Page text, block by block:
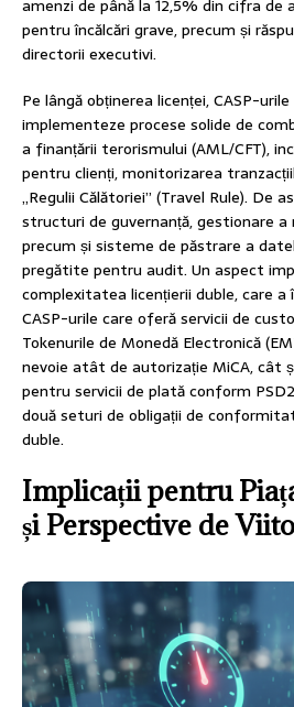
amenzi de până la 12,5% din cifra de
pentru încălcări grave, precum și
directorii executivi.
Pe lângă obținerea licenței, CASP-
implementeze procese solide de
a finanțării terorismului (AML/CFT),
pentru clienți, monitorizarea
„Regulii Călătoriei” (Travel Rule). De
structuri de guvernanță, gestionare a
precum și sisteme de păstrare a
pregătite pentru audit. Un aspect
complexitatea licențierii duble, care
CASP-urile care oferă servicii de
Tokenurile de Monedă Electronică
nevoie atât de autorizație MiCA, cât
pentru servicii de plată conform
două seturi de obligații de
duble.
Implicații pentru
și Perspective de